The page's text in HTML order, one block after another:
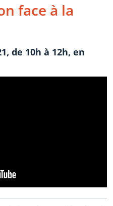
face à la
de 10h à 12h, en